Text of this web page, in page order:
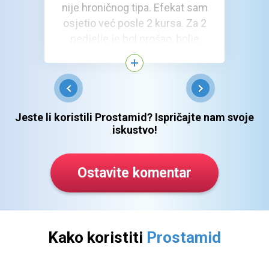
nije hroničnog tipa. Efekat sam
osjetio već posle 2 kursa. Za 2
stanje s erekcijom. Sad noću
idem u toalet 1-2 puta (ranije
sam morao i 5 puta). Osjećam
se dobro, za ocjenu 8 od 10.
Nadam se da ću se za mjesec
dana osjećati za 10!
Jeste li koristili Prostamid? Ispričajte nam svoje
iskustvo!
Ostavite komentar
Kako koristiti Prostamid